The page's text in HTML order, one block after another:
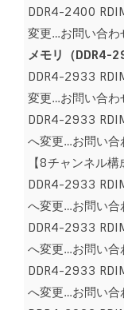
DDR4-2400
変更…お問い合わ
メモリ（DDR4-
DDR4-2933
変更…お問い合わ
DDR4-2933
へ変更…お問い合
【8チャンネル構
DDR4-2933
へ変更…お問い合
DDR4-2933
へ変更…お問い合
DDR4-2933
へ変更…お問い合